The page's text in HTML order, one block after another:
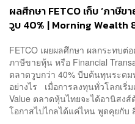
ผลศึกษา FETCO เก็บ ‘ภาษี
วูบ 40% | Morning Wealth
FETCO เผยผลศึกษา ผลกระทบ
ภาษีขายหุ้น หรือ Financial
ตลาดวูบกว่า 40% บีบต้นทุนระดม
อย่างไร เมื่อการลงทุนทั่วโลกเริ่
Value ตลาดหุ้นไทยจะได้อานิสงส์
โอกาสไปไกลได้แค่ไหน พูดคุยกับ